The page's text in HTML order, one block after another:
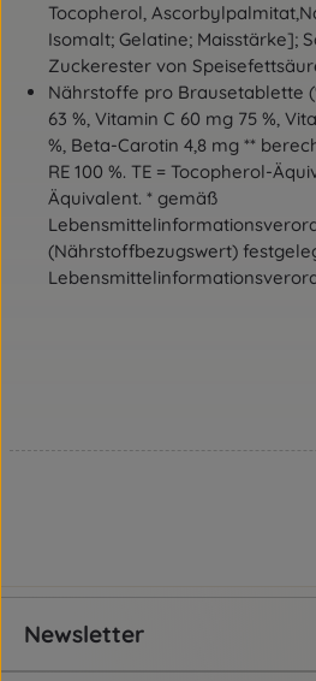
Tocopherol,
Isomalt; Gelatine; Maisstärke];
Zuckerester von
Nährstoffe pro Brausetablette
63 %, Vitamin C 60 mg 75 %,
%, Beta-Carotin 4,8 mg **
RE 100 %. TE = Tocopherol-
Äquivalent. * gemäß
(Nährstoffbezugswert)
Newsletter